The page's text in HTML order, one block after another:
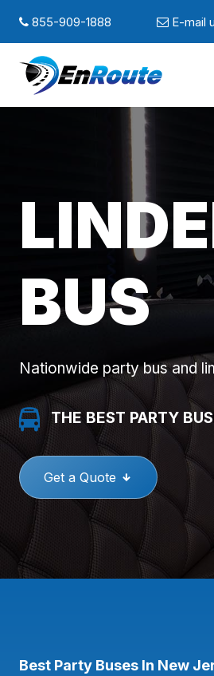
855-909-1888 E-mail
BUS
Nationwide party bus and
THE BEST PARTY
Get a Quote
Best Party Buses In New